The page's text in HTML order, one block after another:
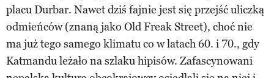
placu Durbar. Nawet dziś fajnie jest się przejść uliczką
odmieńców (znaną jako Old Freak Street), choć nie
ma już tego samego klimatu co w latach 60. i 70., gdy
Katmandu leżało na szlaku hipisów. Zafascynowani